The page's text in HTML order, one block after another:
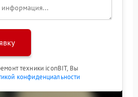
техники iconBIT, Вы
конфиденциальности